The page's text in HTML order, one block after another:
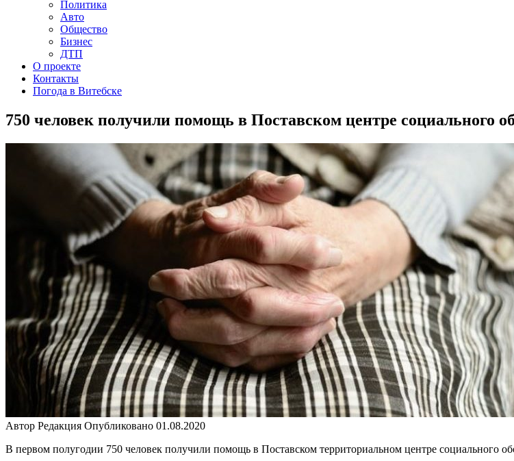
Политика
Авто
Общество
Бизнес
ДТП
О проекте
Контакты
Погода в Витебске
750 человек получили помощь в Поставском центре социального
Автор Редакция Опубликовано 01.08.2020
В первом полугодии 750 человек получили помощь в Поставском территориальном центре социального